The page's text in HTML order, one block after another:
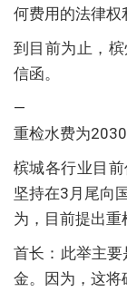
何费用的法律权
到目前为止，
信函。
—
重检水费为
槟城各行业目
坚持在3月尾向
为，目前提出重
首长：此举主
金。因为，这将